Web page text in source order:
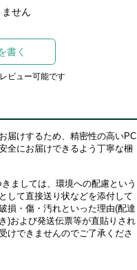
せん
書く
ビュー可能です
届けするため、精密性の高いPC
全にお届けできるよう丁寧な梱
ましては、環境への配慮という
して直接送り状などを添付して
損・傷・汚れといった理由(配達
)および発送伝票等が直貼りされ
けできませんのでご了承くださ